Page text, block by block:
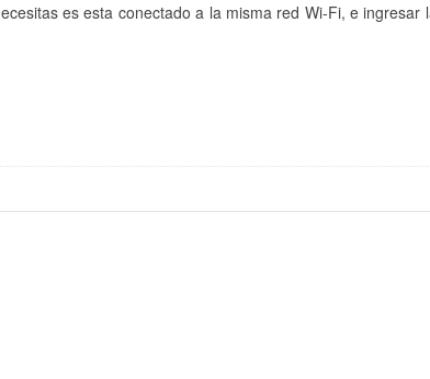
es esta conectado a la misma red Wi-Fi, e ingresar